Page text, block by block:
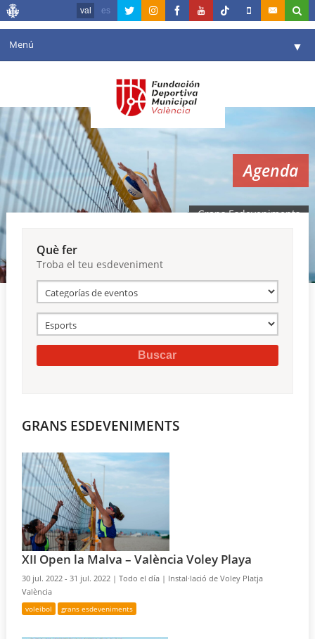
val es
Menú ▼
Agenda
Instal·lacions
Comunicació ▼
València en esport ▼
Reserves
Agenda
Grans Esdeveniments
Què fer
Troba el teu esdeveniment
GRANS ESDEVENIMENTS
XII Open la Malva – València Voley Playa
30 jul. 2022 - 31 jul. 2022 |Todo el día | Instal·lació de Voley Platja
València
voleibol grans esdeveniments